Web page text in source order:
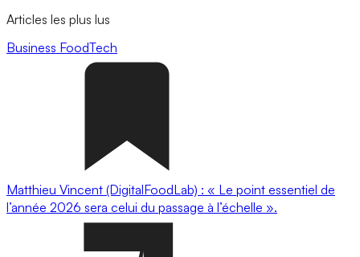
Articles les plus lus
Business FoodTech
Matthieu Vincent (DigitalFoodLab) : « Le point essentiel de
l’année 2026 sera celui du passage à l’échelle ».